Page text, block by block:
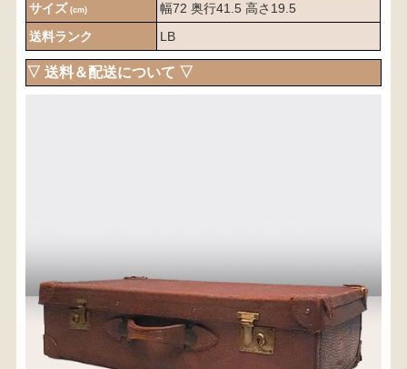
サイズ (cm)
幅72 奥行41.5 高さ19.5
送料ランク
LB
▽ 送料＆配送について ▽
【送料を確認する】
お届け先、送料ランクを選択する事で送料が表
示されます。